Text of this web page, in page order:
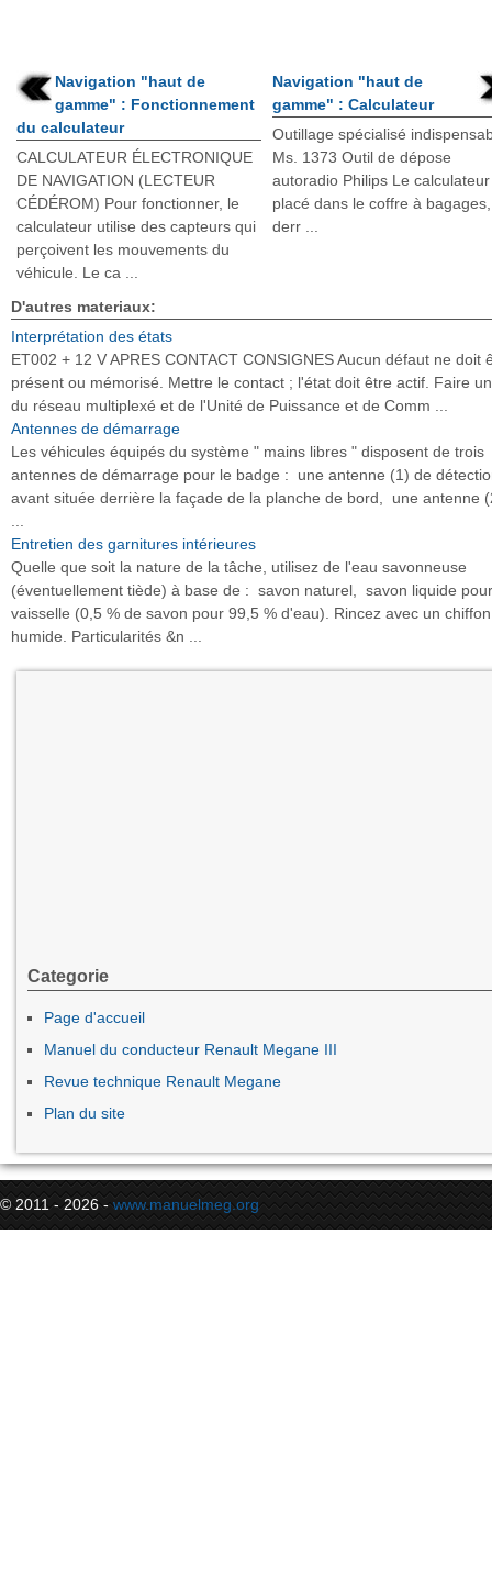
Navigation "haut de
gamme" : Fonctionnement
du calculateur
CALCULATEUR ÉLECTRONIQUE
DE NAVIGATION (LECTEUR
CÉDÉROM) Pour fonctionner, le
calculateur utilise des capteurs qui
perçoivent les mouvements du
véhicule. Le ca ...
Navigation "haut de
gamme" : Calculateur
Outillage spécialisé
Ms. 1373 Outil de dépose
autoradio Philips Le
placé dans le coffre à bagages,
derr ...
D'autres materiaux:
Interprétation des états
ET002 + 12 V APRES CONTACT CONSIGNES Aucun défaut ne doit
présent ou mémorisé. Mettre le contact ; l'état doit être actif. Faire
du réseau multiplexé et de l'Unité de Puissance et de Comm ...
Antennes de démarrage
Les véhicules équipés du système " mains libres " disposent de trois
antennes de démarrage pour le badge : une antenne (1) de
avant située derrière la façade de la planche de bord, une antenne
Entretien des garnitures intérieures
Quelle que soit la nature de la tâche, utilisez de l'eau savonneuse
(éventuellement tiède) à base de : savon naturel, savon liquide pour
vaisselle (0,5 % de savon pour 99,5 % d'eau). Rincez avec un
humide. Particularités &n ...
Categorie
Page d'accueil
Manuel du conducteur Renault Megane III
Revue technique Renault Megane
Plan du site
© 2011 - 2026 - www.manuelmeg.org